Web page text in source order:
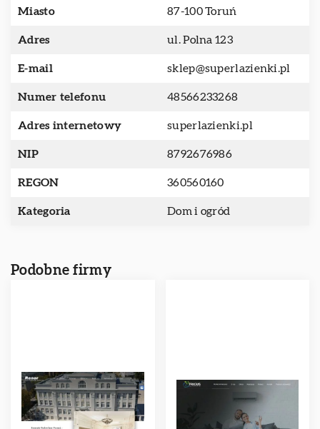
Miasto 87-100 Toruń
Adres ul. Polna 123
E-mail sklep@superlazienki.pl
Numer telefonu 48566233268
Adres internetowy superlazienki.pl
NIP 8792676986
REGON 360560160
Kategoria Dom i ogród
Podobne firmy